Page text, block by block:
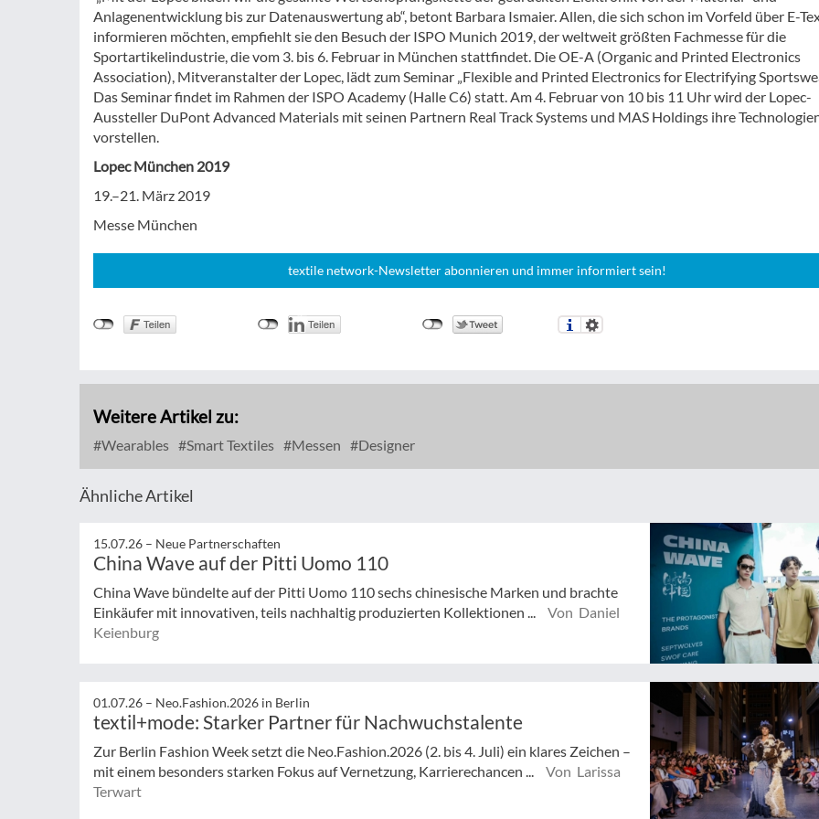
Anlagenentwicklung bis zur Datenauswertung ab“, betont Barbara Ismaier. Allen, die sich schon im Vorfeld über E-
informieren möchten, empfiehlt sie den Besuch der ISPO Munich 2019, der weltweit größten Fachmesse für die
Sportartikelindustrie, die vom 3. bis 6. Februar in München stattfindet. Die OE-A (Organic and Printed Electronics
Association), Mitveranstalter der Lopec, lädt zum Seminar „Flexible and Printed Electronics for Electrifying
Das Seminar findet im Rahmen der ISPO Academy (Halle C6) statt. Am 4. Februar von 10 bis 11 Uhr wird der Lopec-
Aussteller DuPont Advanced Materials mit seinen Partnern Real Track Systems und MAS Holdings ihre
vorstellen.
Lopec München 2019
19.–21. März 2019
Messe München
textile network-Newsletter abonnieren und immer informiert sein!
Weitere Artikel zu:
Wearables Smart Textiles Messen Designer
Ähnliche Artikel
15.07.26 – Neue Partnerschaften
China Wave auf der Pitti Uomo 110
China Wave bündelte auf der Pitti Uomo 110 sechs chinesische Marken und brachte
Einkäufer mit innovativen, teils nachhaltig produzierten Kollektionen ...
Von Daniel
Keienburg
01.07.26 – Neo.Fashion.2026 in Berlin
textil+mode: Starker Partner für Nachwuchstalente
Zur Berlin Fashion Week setzt die Neo.Fashion.2026 (2. bis 4. Juli) ein klares Zeichen –
mit einem besonders starken Fokus auf Vernetzung, Karrierechancen ...
Von Larissa
Terwart